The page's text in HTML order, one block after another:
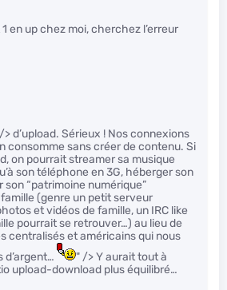
en up chez moi, cherchez l’erreur
> d’upload. Sérieux ! Nos connexions
consomme sans créer de contenu. Si
on pourrait streamer sa musique
son téléphone en 3G, héberger son
son “patrimoine numérique”
(genre un petit serveur
et vidéos de famille, un IRC like
pourrait se retrouver…) au lieu de
centralisés et américains qui nous
d’argent…
" /> Y aurait tout à
upload-download plus équilibré…